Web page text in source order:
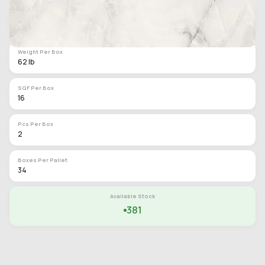
Weight Per Box
62 lb
SQF Per Box
16
Pcs Per Box
2
Boxes Per Pallet
34
Available Stock
381